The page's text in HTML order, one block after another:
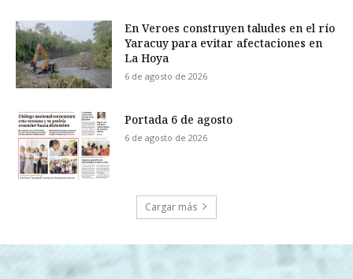
En Veroes construyen taludes en el río
Yaracuy para evitar afectaciones en
La Hoya
6 de agosto de 2026
Portada 6 de agosto
6 de agosto de 2026
Cargar más